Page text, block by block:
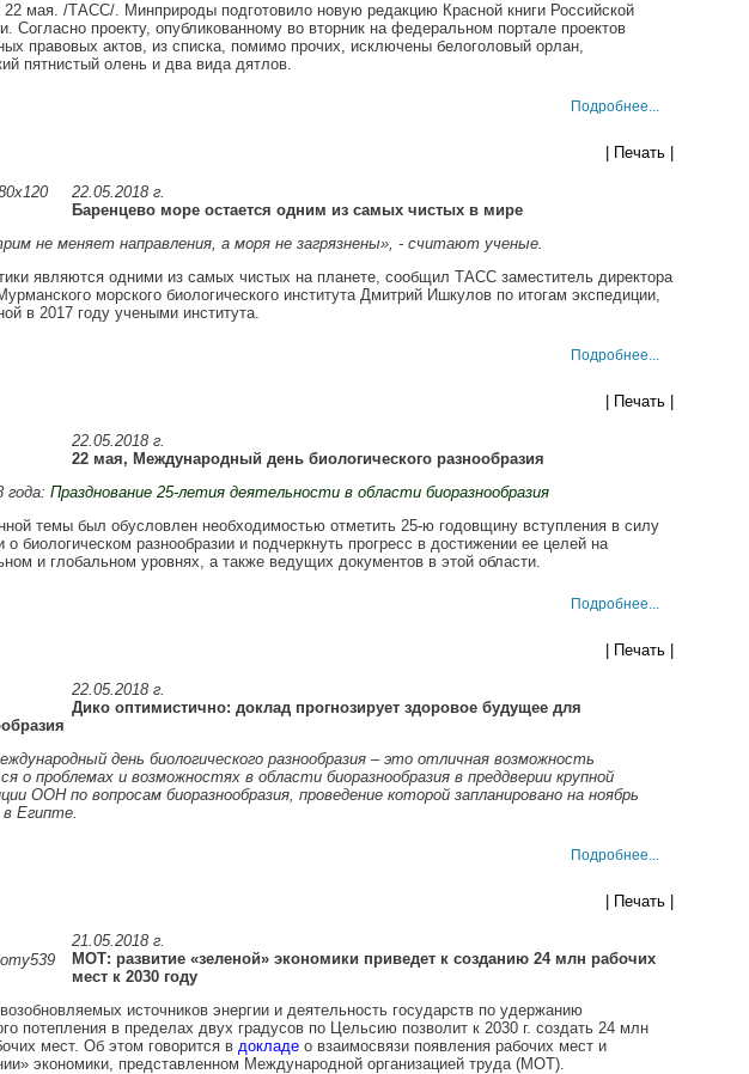
мая. /ТАСС/. Минприроды подготовило новую редакцию Красной книги Российской
Согласно проекту, опубликованному во вторник на федеральном портале проектов
правовых актов, из списка, помимо прочих, исключены белоголовый орлан,
пятнистый олень и два вида дятлов.
Подробнее...
| Печать |
22.05.2018 г.
Баренцево море остается одним из самых чистых в мире
не меняет направления, а моря не загрязнены», - считают ученые.
являются одними из самых чистых на планете, сообщил ТАСС заместитель директора
морского биологического института Дмитрий Ишкулов по итогам экспедиции,
в 2017 году учеными института.
Подробнее...
| Печать |
22.05.2018 г.
22 мая, Международный день биологического разнообразия
года: Празднование 25-летия деятельности в области биоразнообразия
темы был обусловлен необходимостью отметить 25-ю годовщину вступления в силу
о биологическом разнообразии и подчеркнуть прогресс в достижении ее целей на
и глобальном уровнях, а также ведущих документов в этой области.
Подробнее...
| Печать |
22.05.2018 г.
Дико оптимистично: доклад прогнозирует здоровое будущее для
день биологического разнообразия – это отличная возможность
о проблемах и возможностях в области биоразнообразия в преддверии крупной
ООН по вопросам биоразнообразия, проведение которой запланировано на ноябрь
в Египте.
Подробнее...
| Печать |
21.05.2018 г.
МОТ: развитие «зеленой» экономики приведет к созданию 24 млн рабочих
мест к 2030 году
источников энергии и деятельность государств по удержанию
потепления в пределах двух градусов по Цельсию позволит к 2030 г. создать 24 млн
мест. Об этом говорится в докладе о взаимосвязи появления рабочих мест и
экономики, представленном Международной организацией труда (МОТ).